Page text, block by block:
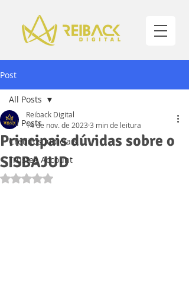
Post
All Posts
Créditos Judiciais
Trustee Account
All Posts
Principais dúvidas sobre o
SISBAJUD
Reiback Digital
14 de nov. de 2023 3 min de leitura
Avaliado com NaN de 5 estrelas.